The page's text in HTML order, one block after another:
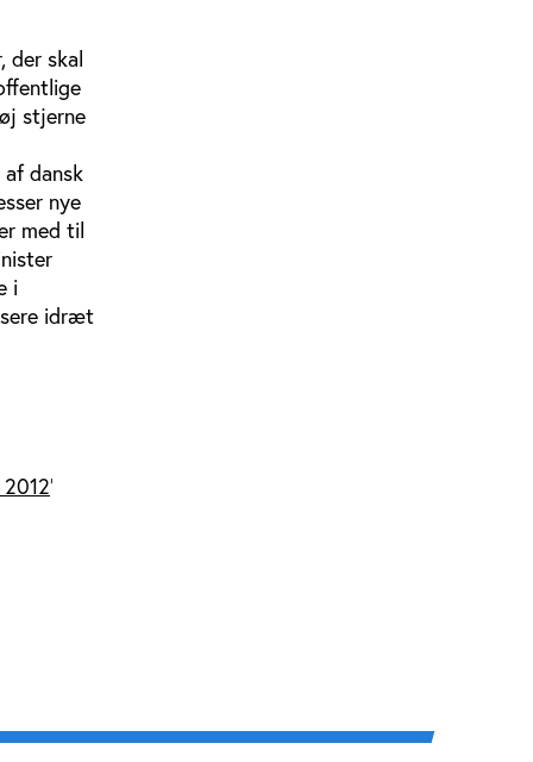
der skal
stjerne
dansk
nye
med til
i
idræt
'